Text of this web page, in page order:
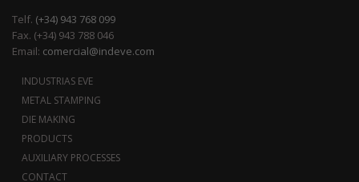
Telf. (+34) 943 768 099
Fax. (+34) 943 788 046
Email: comercial@indeve.com
INDUSTRIAS EVE
METAL STAMPING
DIE MAKING
PRODUCTS
AUXILIARY PROCESSES
CONTACT